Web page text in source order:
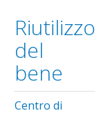
Riutilizzo
del
bene
Centro di